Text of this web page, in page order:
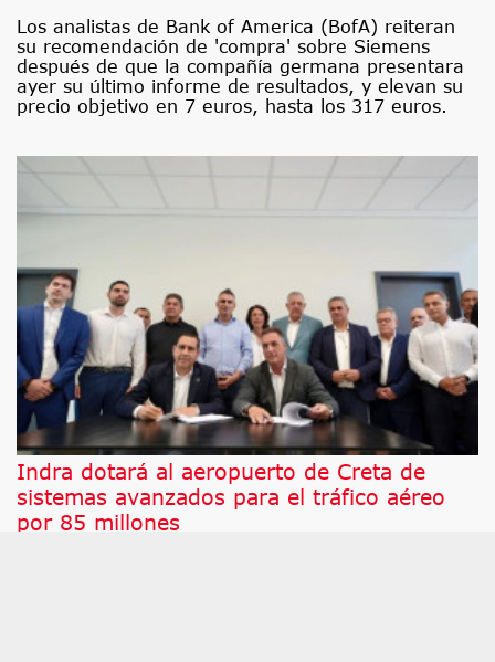
Los analistas de Bank of America (BofA) reiteran
su recomendación de 'compra' sobre Siemens
después de que la compañía germana presentara
ayer su último informe de resultados, y elevan su
precio objetivo en 7 euros, hasta los 317 euros.
Indra dotará al aeropuerto de Creta de
sistemas avanzados para el tráfico aéreo
por 85 millones